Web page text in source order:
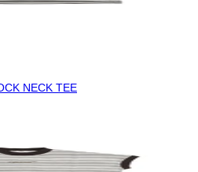
NECK TEE